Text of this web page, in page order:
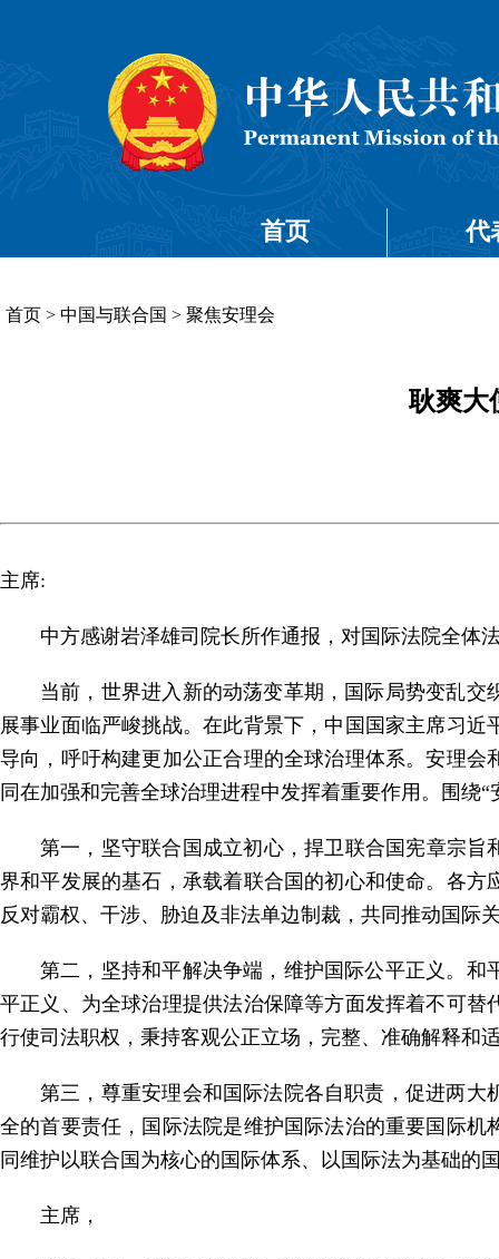
首页 代
首页 > 中国与联合国 > 聚焦安理会
耿爽大
主席:
中方感谢岩泽雄司院长所作通报，对国际法院全体
当前，世界进入新的动荡变革期，国际局势变乱交
展事业面临严峻挑战。在此背景下，中国国家主席习近
导向 ，呼吁构建更加公正合理的全球治理体系。安理会
同在加强和完善全球治理进程中发挥着重要作用。围绕“
第一，坚守联合国成立初心，捍卫联合国宪章宗旨
界和平发展的基石，承载着联合国的初心和使命。各方
反对霸权、干涉、胁迫及非法单边制裁，共同推动国际
第二，坚持和平解决争端，维护国际公平正义。 和
平正义、为全球治理提供法治保障等方面发挥着不可替
行使司法职权，秉持客观公正立场，完整、准确解释和
第三，尊重安理会和国际法院各自职责，促进两大
全的首要责任，国际法院是维护国际法治的重要国际机
同维护以联合国为核心的国际体系、以国际法为基础的
主席，